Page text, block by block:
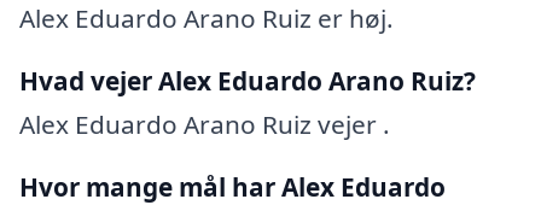
Alex Eduardo Arano Ruiz er høj.
Hvad vejer Alex Eduardo Arano Ruiz?
Alex Eduardo Arano Ruiz vejer .
Hvor mange mål har Alex Eduardo